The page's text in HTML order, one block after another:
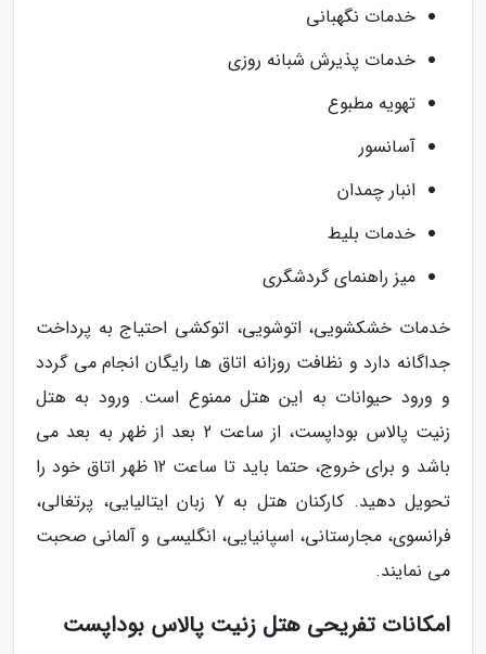
خدمات نگهبانی
خدمات پذیرش شبانه روزی
تهویه مطبوع
آسانسور
انبار چمدان
خدمات بلیط
میز راهنمای گردشگری
خدمات خشکشویی، اتوشویی، اتوکشی احتیاج به پرداخت
جداگانه دارد و نظافت روزانه اتاق ها رایگان انجام می گردد
و ورود حیوانات به این هتل ممنوع است. ورود به هتل
زنیت پالاس بوداپست، از ساعت 2 بعد از ظهر به بعد می
باشد و برای خروج، حتما باید تا ساعت 12 ظهر اتاق خود را
تحویل دهید. کارکنان هتل به 7 زبان ایتالیایی، پرتغالی،
فرانسوی، مجارستانی، اسپانیایی، انگلیسی و آلمانی صحبت
می نمایند.
امکانات تفریحی هتل زنیت پالاس بوداپست